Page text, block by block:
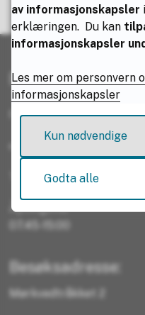
Ja
Resepsjonen
Rektor:Geir Ludvig
bodin-
Telefon: 75 65 10 00
Åpningstid:
07.45-15:00
Besøksadresse:
Mørkvedtråkket 2
av informasjonskapsler
erklæringen. Du kan
informasjonskapsler
Les mer om personvern
informasjonskapsler
Kun nødvendige
Godta alle